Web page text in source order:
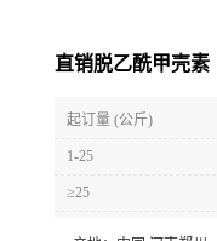
直销脱乙酰甲壳素
起订量 (公斤)
1-25
≥25